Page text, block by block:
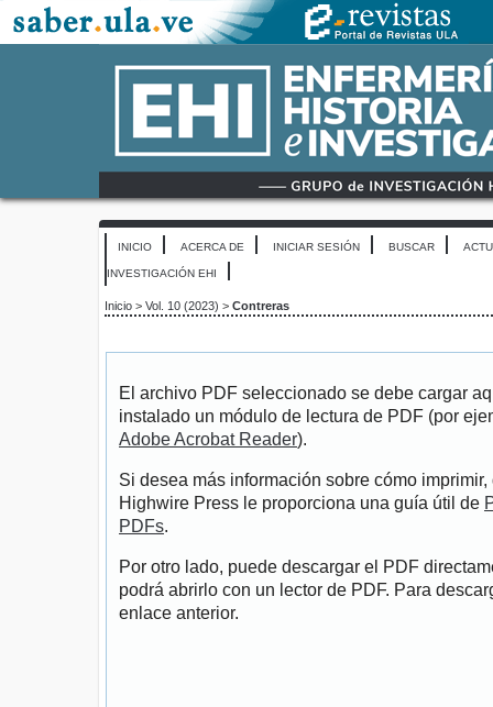
INICIO ACERCA DE INICIAR SESIÓN BUSCAR
INVESTIGACIÓN EHI
Inicio > Vol. 10 (2023) > Contreras
El archivo PDF seleccionado se debe cargar
instalado un módulo de lectura de PDF (por
Adobe Acrobat Reader).
Si desea más información sobre cómo
Highwire Press le proporciona una guía útil de
PDFs.
Por otro lado, puede descargar el PDF
podrá abrirlo con un lector de PDF. Para
enlace anterior.